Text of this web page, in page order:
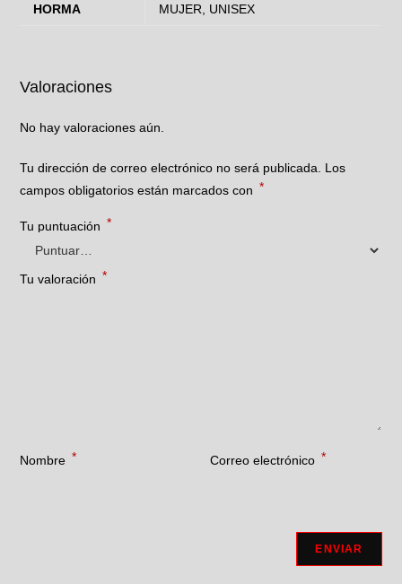
HORMA MUJER, UNISEX
Valoraciones
No hay valoraciones aún.
Tu dirección de correo electrónico no será publicada. Los
campos obligatorios están marcados con *
Tu puntuación *
Tu valoración *
Nombre * Correo electrónico *